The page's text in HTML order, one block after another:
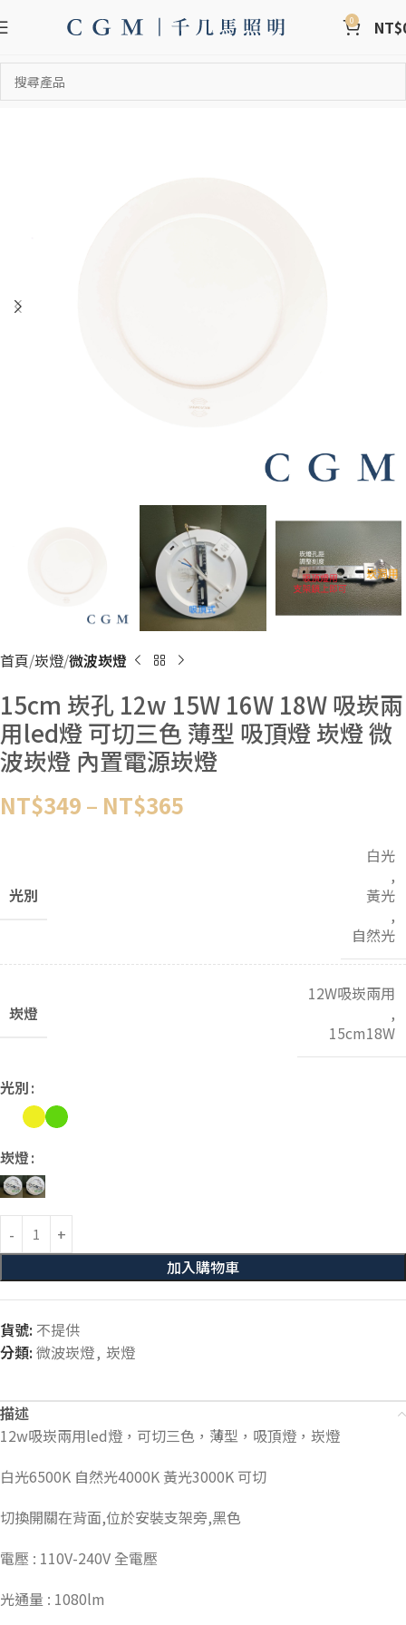
0 NT$
首頁 崁燈 微波崁燈
15cm 崁孔 12w 15W 16W 18W 吸崁兩
用led燈 可切三色 薄型 吸頂燈 崁燈 微
波崁燈 內置電源崁燈
NT$349 – NT$365
光別
白光
,
黃光
,
自然光
崁燈
12W吸崁兩用
,
15cm18W
光別
崁燈
加入購物車
貨號: 不提供
分類: 微波崁燈, 崁燈
描述
12w吸崁兩用led燈，可切三色，薄型，吸頂燈，崁燈
白光6500K 自然光4000K 黃光3000K 可切
切換開關在背面,位於安裝支架旁,黑色
電壓 : 110V-240V 全電壓
光通量 : 1080lm